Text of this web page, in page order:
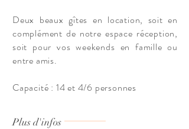
Deux beaux gîtes en location, soit en
complément de notre espace réception,
soit pour vos weekends en famille ou
entre amis.
Capacité : 14 et 4/6 personnes
Plus d'infos